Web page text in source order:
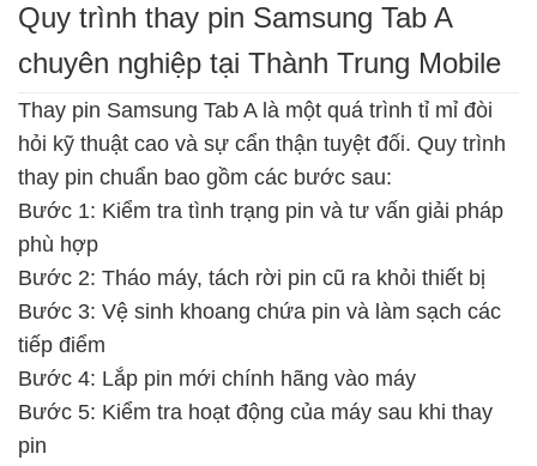
Quy trình thay pin Samsung Tab A
chuyên nghiệp tại Thành Trung Mobile
Thay pin Samsung Tab A là một quá trình tỉ mỉ đòi
hỏi kỹ thuật cao và sự cẩn thận tuyệt đối. Quy trình
thay pin chuẩn bao gồm các bước sau:
Bước 1: Kiểm tra tình trạng pin và tư vấn giải pháp
phù hợp
Bước 2: Tháo máy, tách rời pin cũ ra khỏi thiết bị
Bước 3: Vệ sinh khoang chứa pin và làm sạch các
tiếp điểm
Bước 4: Lắp pin mới chính hãng vào máy
Bước 5: Kiểm tra hoạt động của máy sau khi thay
pin